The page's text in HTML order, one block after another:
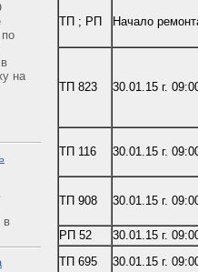
на
в
ТП ; РП Начало
ТП 823 30.01.15 г.
ТП 116 30.01.15 г.
ТП 908 30.01.15 г.
РП 52
30.01.15 г.
ТП 695
30.01.15 г.